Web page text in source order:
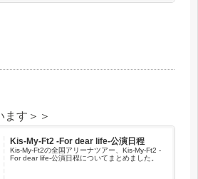
ます＞＞
Kis-My-Ft2 -For dear life-公演日程
Kis-My-Ft2の全国アリーナツアー、Kis-My-Ft2 -
For dear life-公演日程についてまとめました。